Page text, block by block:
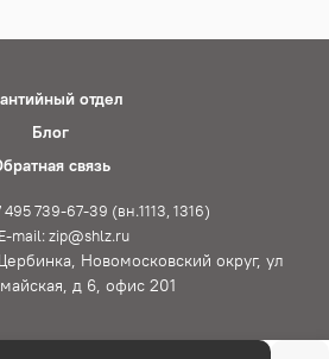
отдел
Блог
связь
739-67-39 (вн.1113, 1316)
E-mail: zip@shlz.ru
Новомосковский округ, ул
д 6, офис 201